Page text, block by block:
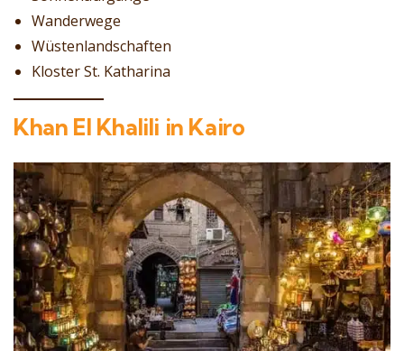
Wanderwege
Wüstenlandschaften
Kloster St. Katharina
Khan El Khalili in Kairo